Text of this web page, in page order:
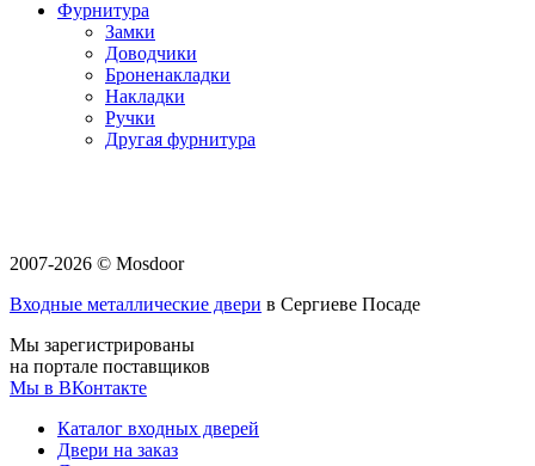
Фурнитура
Замки
Доводчики
Броненакладки
Накладки
Ручки
Другая фурнитура
2007-2026 © Mosdoor
Входные металлические двери в Сергиеве Посаде
Мы зарегистрированы
на портале поставщиков
Мы в ВКонтакте
Каталог входных дверей
Двери на заказ